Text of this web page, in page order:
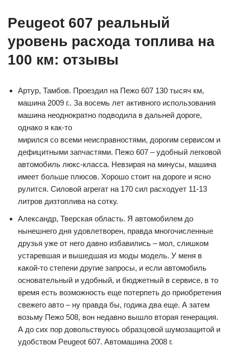
Peugeot 607 реальный
уровень расхода топлива на
100 км: отзывы
Артур, Тамбов. Проездил на Пежо 607 130 тысяч км,
машина 2009 г.. За восемь лет активного использования
машина неоднократно подводила в дальней дороге,
однако я как-то
мирился со всеми неисправностями, дорогим сервисом и
дефицитными запчастями. Пежо 607 – удобный легковой
автомобиль люкс-класса. Невзирая на минусы, машина
имеет больше плюсов. Хорошо стоит на дороге и ясно
рулится. Силовой агрегат на 170 сил расходует 11-13
литров дизтоплива на сотку.
Александр, Тверская область. Я автомобилем до
нынешнего дня удовлетворен, правда многочисленные
друзья уже от него давно избавились – мол, слишком
устаревшая и вышедшая из моды модель. У меня в
какой-то степени другие запросы, и если автомобиль
основательный и удобный, и бюджетный в сервисе, в то
время есть возможность еще потерпеть до приобретения
свежего авто – ну правда бы, годика два еще. А затем
возьму Пежо 508, вон недавно вышло вторая генерация.
А до сих пор довольствуюсь образцовой шумозащитой и
удобством Peugeot 607. Автомашина 2008 г.